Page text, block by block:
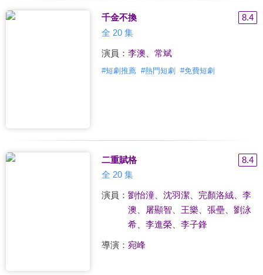
千金不換
8.4
全 20 集
演員： 李澳 常斌
#短劇推薦 #熱門短劇 #免費短劇
二重賦格
8.4
全 20 集
演員： 劉怡潼、 沈羽潔、 完顏洛絨、 李
澳
屠顯智 王樂 張壘
劉泳
希、 李進榮、 李子鋒
導演： 宛峰